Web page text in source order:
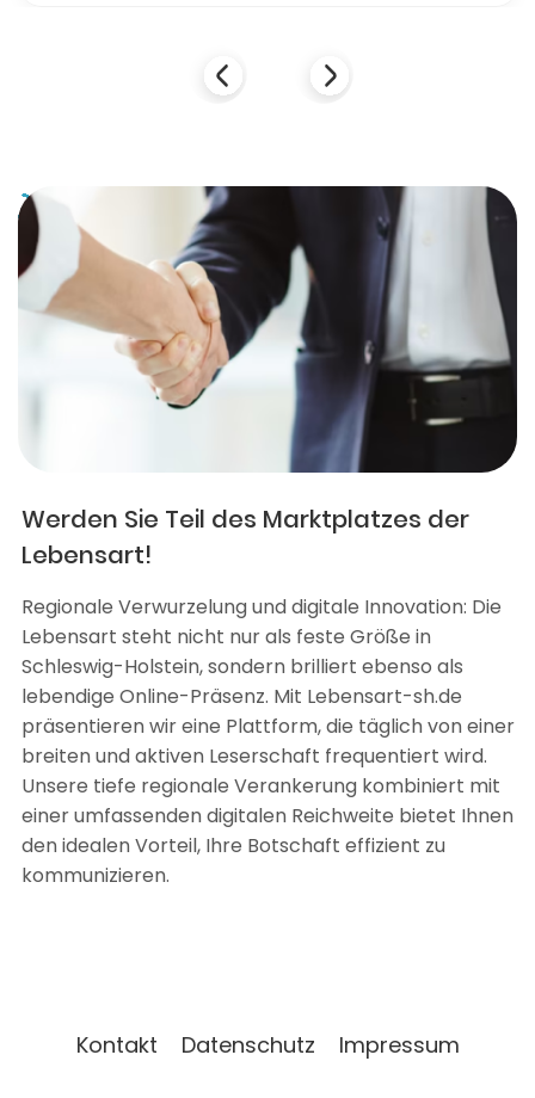
Werden Sie Teil des Marktplatzes der
Lebensart!
Regionale Verwurzelung und digitale Innovation: Die
Lebensart steht nicht nur als feste Größe in
Schleswig-Holstein, sondern brilliert ebenso als
lebendige Online-Präsenz. Mit Lebensart-sh.de
präsentieren wir eine Plattform, die täglich von einer
breiten und aktiven Leserschaft frequentiert wird.
Unsere tiefe regionale Verankerung kombiniert mit
einer umfassenden digitalen Reichweite bietet Ihnen
den idealen Vorteil, Ihre Botschaft effizient zu
kommunizieren.
Kontakt Datenschutz Impressum